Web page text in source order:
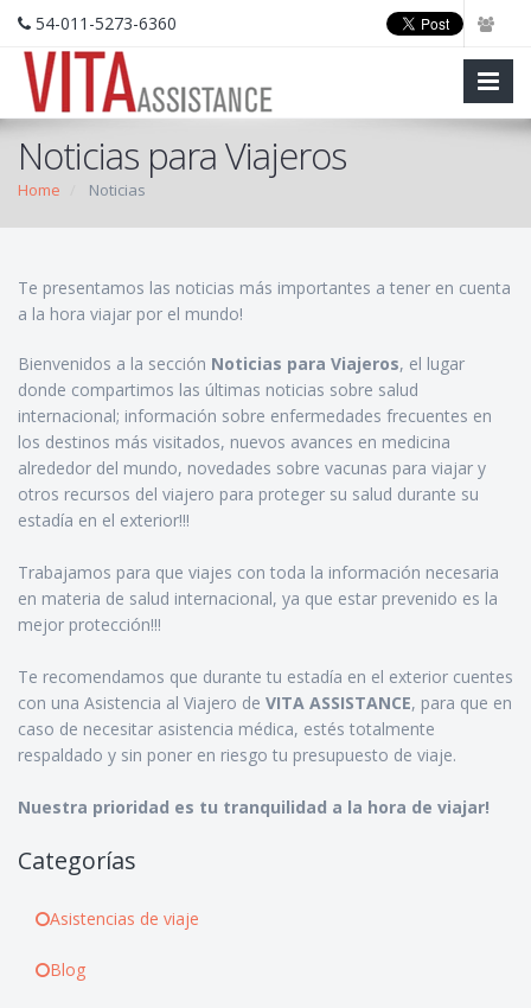
54-011-5273-6360
Noticias para Viajeros
Home Noticias
Te presentamos las noticias más importantes a tener en cuenta
a la hora viajar por el mundo!
Bienvenidos a la sección Noticias para Viajeros, el lugar
donde compartimos las últimas noticias sobre salud
internacional; información sobre enfermedades frecuentes en
los destinos más visitados, nuevos avances en medicina
alrededor del mundo, novedades sobre vacunas para viajar y
otros recursos del viajero para proteger su salud durante su
estadía en el exterior!!!
Trabajamos para que viajes con toda la información necesaria
en materia de salud internacional, ya que estar prevenido es la
mejor protección!!!
Te recomendamos que durante tu estadía en el exterior cuentes
con una Asistencia al Viajero de VITA ASSISTANCE, para que en
caso de necesitar asistencia médica, estés totalmente
respaldado y sin poner en riesgo tu presupuesto de viaje.
Nuestra prioridad es tu tranquilidad a la hora de viajar!
Categorías
Asistencias de viaje
Blog